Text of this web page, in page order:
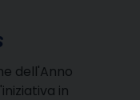
dell'Anno
in